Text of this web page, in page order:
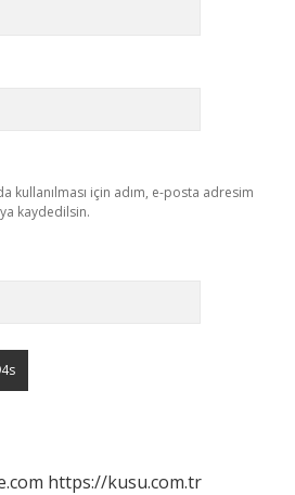
kullanılması için adım, e-posta adresim
kaydedilsin.
https://kusu.com.tr